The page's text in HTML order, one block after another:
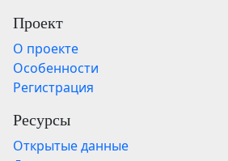
Проект
О проекте
Особенности
Регистрация
Ресурсы
Открытые данные